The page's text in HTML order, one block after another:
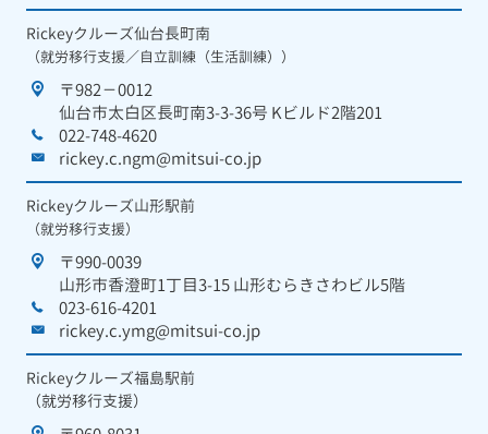
Rickeyクルーズ仙台長町南
（就労移行支援／自立訓練（生活訓練））
〒982－0012
仙台市太白区長町南3-3-36号 Kビルド2階201
022-748-4620
rickey.c.ngm@mitsui-co.jp
Rickeyクルーズ山形駅前
（就労移行支援）
〒990-0039
山形市香澄町1丁目3-15 山形むらきさわビル5階
023-616-4201
rickey.c.ymg@mitsui-co.jp
Rickeyクルーズ福島駅前
（就労移行支援）